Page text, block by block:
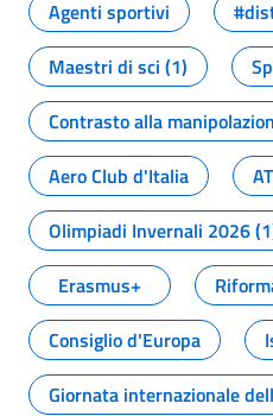
Agenti sportivi
Maestri di sci (1)
Contrasto alla
Aero Club d'Italia
Olimpiadi Invernali 2026
Erasmus+
Consiglio d'Europa
Giornata internazionale